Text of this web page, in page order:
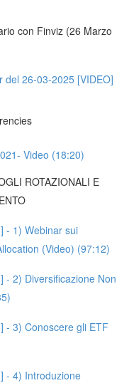
con Finviz (26 Marzo
del 26-03-2025 [VIDEO]
Video (18:20)
ROTAZIONALI E
- 1) Webinar sui
(Video) (97:12)
- 2) Diversificazione Non
- 3) Conoscere gli ETF
- 4) Introduzione